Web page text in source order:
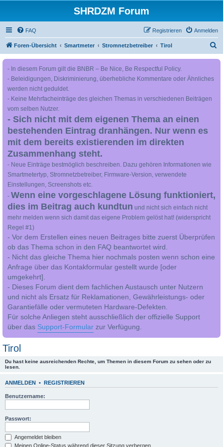
SHRDZM Forum
FAQ Anmelden
Registrieren
Foren-Übersicht Smartmeter Stromnetzbetreiber Tirol
- In diesem Forum gilt die BNBR – Be Nice, Be Respectful Policy.
- Beleidigungen, Diskriminierung, überhebliche Kommentare oder Ähnliches
werden nicht geduldet.
- Keine Mehrfacheinträge des gleichen Themas in verschiedenen Beiträgen
vom selben Nutzer.
- Sich nicht mit dem eigenen Thema an einen
bestehenden Eintrag dranhängen. Nur wenn es
mit dem bereits existierenden im direkten
Zusammenhang steht.
- Neue Einträge bestmöglich beschreiben. Dazu gehören Informationen wie
Smartmetertyp, Stromnetzbetreiber, Firmware-Version, verwendete
Einstellungen, Screenshots etc.
- Wenn eine vorgeschlagene Lösung funktioniert,
dies im Beitrag auch kundtun und nicht sich einfach nicht
mehr melden wenn sich damit das eigene Problem gelöst hat! (widerspricht
Regel #1)
- Vor dem Erstellen eines neuen Beitrages bitte zuerst Überprüfen
ob das Thema schon in den FAQ beantwortet wird.
- Nicht das gleiche Thema hier nochmals posten wenn schon eine
Anfrage über das Kontakformular gestellt wurde [oder
umgekehrt].
- Dieses Forum dient dem fachlichen Austausch unter Nutzern
und nicht als Ersatz für Reklamationen, Gewährleistungs- oder
Garantiefälle oder vermuteten Hardware-Defekten.
Für solche Anliegen steht ausschließlich der offizielle Support
über das Support-Formular zur Verfügung.
Tirol
Du hast keine ausreichenden Rechte, um Themen in diesem Forum zu sehen oder zu
lesen.
ANMELDEN • REGISTRIEREN
Benutzername:
Passwort:
Angemeldet bleiben
Meinen Online-Status während dieser Sitzung verbergen